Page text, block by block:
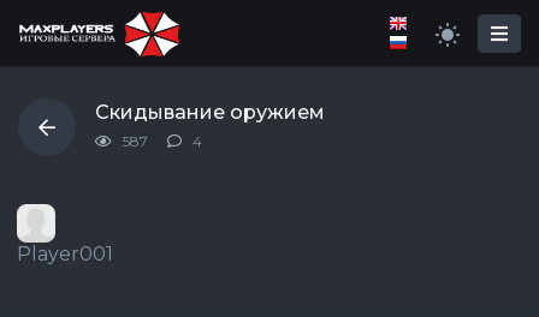
Скидывание оружием
587 4
Player001